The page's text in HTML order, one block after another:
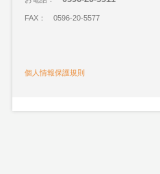
FAX： 0596-20-5577
個人情報保護規則